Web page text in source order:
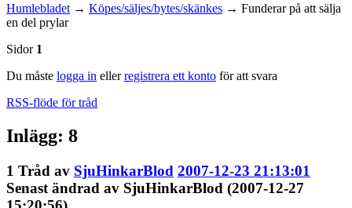
Humlebladet → Köpes/säljes/bytes/skänkes → Funderar på att sälja
en del prylar
Sidor 1
Du måste logga in ellerregistrera ett konto för att svara
RSS-flöde för tråd
Inlägg: 8
1 Tråd av SjuHinkarBlod 2007-12-23 21:13:01
Senast ändrad av SjuHinkarBlod (2007-12-27